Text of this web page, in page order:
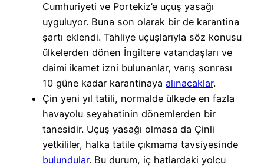
Cumhuriyeti ve Portekiz’e uçuş yasağı
uyguluyor. Buna son olarak bir de karantina
şartı eklendi. Tahliye uçuşlarıyla söz konusu
ülkelerden dönen İngiltere vatandaşları ve
daimi ikamet izni bulunanlar, varış sonrası
10 güne kadar karantinaya alınacaklar.
Çin yeni yıl tatili, normalde ülkede en fazla
havayolu seyahatinin dönemlerden bir
tanesidir. Uçuş yasağı olmasa da Çinli
yetkililer, halka tatile çıkmama tavsiyesinde
bulundular. Bu durum, iç hatlardaki yolcu